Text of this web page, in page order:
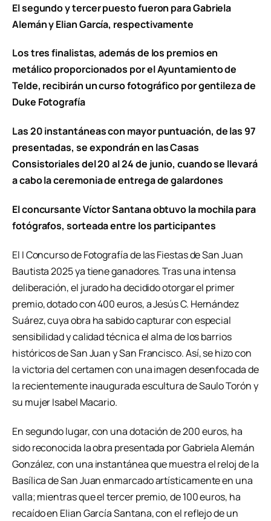
El segundo y tercer puesto fueron para Gabriela
Alemán y Elian García, respectivamente
Los tres finalistas, además de los premios en
metálico proporcionados por el Ayuntamiento de
Telde, recibirán un curso fotográfico por gentileza de
Duke Fotografía
Las 20 instantáneas con mayor puntuación, de las 97
presentadas, se expondrán en las Casas
Consistoriales del 20 al 24 de junio, cuando se llevará
a cabo la ceremonia de entrega de galardones
El concursante Víctor Santana obtuvo la mochila para
fotógrafos, sorteada entre los participantes
El I Concurso de Fotografía de las Fiestas de San Juan
Bautista 2025 ya tiene ganadores. Tras una intensa
deliberación, el jurado ha decidido otorgar el primer
premio, dotado con 400 euros, a Jesús C. Hernández
Suárez, cuya obra ha sabido capturar con especial
sensibilidad y calidad técnica el alma de los barrios
históricos de San Juan y San Francisco. Así, se hizo con
la victoria del certamen con una imagen desenfocada de
la recientemente inaugurada escultura de Saulo Torón y
su mujer Isabel Macario.
En segundo lugar, con una dotación de 200 euros, ha
sido reconocida la obra presentada por Gabriela Alemán
González, con una instantánea que muestra el reloj de la
Basílica de San Juan enmarcado artísticamente en una
valla; mientras que el tercer premio, de 100 euros, ha
recaído en Elian García Santana, con el reflejo de un